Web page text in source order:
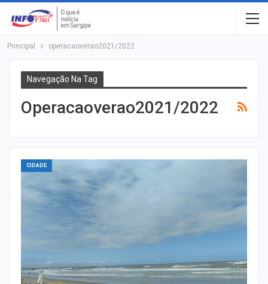
Principal operacaoverao2021/2022
Navegação Na Tag
Operacaoverao2021/2022
CIDADE